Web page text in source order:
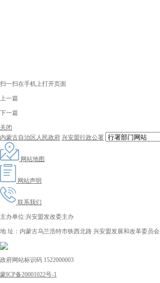
扫一扫在手机上打开页面
上一篇
下一篇
关闭
内蒙古自治区人民政府 兴安盟行政公署
网站地图
网站声明
联系我们
主办单位:兴安盟发改委主办
地 址：内蒙古乌兰浩特市铁西北路 兴安盟发展和改革委员会
政府网站标识码 1522000003
蒙ICP备20001022号-1